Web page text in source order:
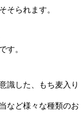
そられます。
す。
識した、もち麦入り
など様々な種類のお